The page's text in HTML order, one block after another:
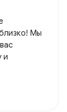
Мы
и